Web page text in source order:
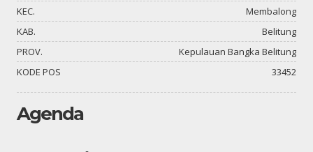
KEC.
Membalong
KAB.
Belitung
PROV.
Kepulauan Bangka Belitung
KODE POS
33452
Agenda